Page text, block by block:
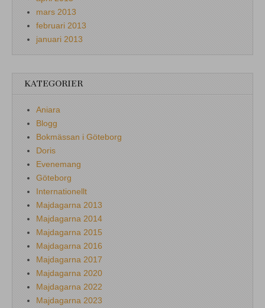
mars 2013
februari 2013
januari 2013
KATEGORIER
Aniara
Blogg
Bokmässan i Göteborg
Doris
Evenemang
Göteborg
Internationellt
Majdagarna 2013
Majdagarna 2014
Majdagarna 2015
Majdagarna 2016
Majdagarna 2017
Majdagarna 2020
Majdagarna 2022
Majdagarna 2023